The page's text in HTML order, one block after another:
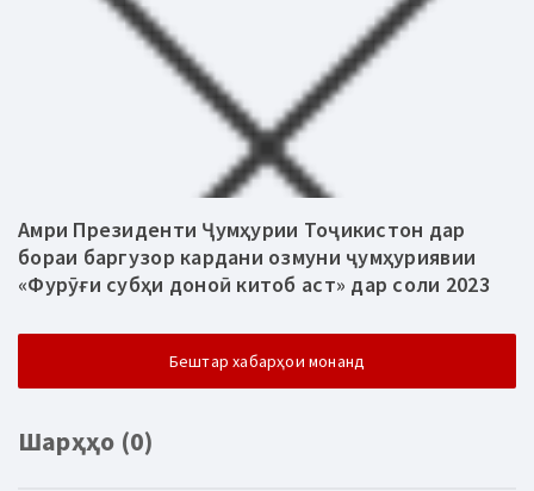
Амри Президенти Ҷумҳурии Тоҷикистон дар
бораи баргузор кардани озмуни ҷумҳуриявии
«Фурӯғи субҳи доноӣ китоб аст» дар соли 2023
Бештар хабарҳои монанд
Шарҳҳо (0)